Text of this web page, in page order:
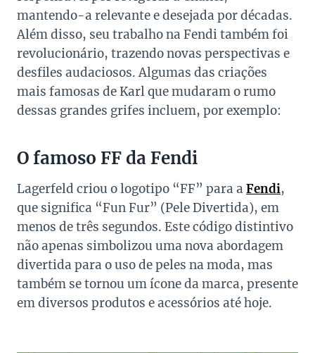
mantendo-a relevante e desejada por décadas.
Além disso, seu trabalho na Fendi também foi
revolucionário, trazendo novas perspectivas e
desfiles audaciosos. Algumas das criações
mais famosas de Karl que mudaram o rumo
dessas grandes grifes incluem, por exemplo:
O famoso FF da Fendi
Lagerfeld criou o logotipo “FF” para a Fendi,
que significa “Fun Fur” (Pele Divertida), em
menos de três segundos. Este código distintivo
não apenas simbolizou uma nova abordagem
divertida para o uso de peles na moda, mas
também se tornou um ícone da marca, presente
em diversos produtos e acessórios até hoje.